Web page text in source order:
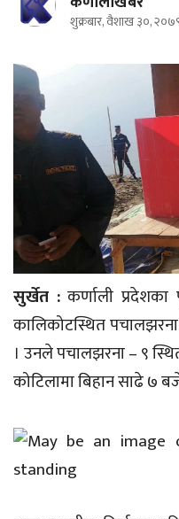
शुक्रबार, वैशाख ३०,
सुर्खेत :कर्णाली प्रदेशका
कालिकोटस्थित
। उनले पचालझरना – ९
कोटिलामा बिहान साढे ७